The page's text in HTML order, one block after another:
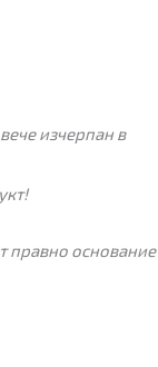
изчерпан в
правно основание